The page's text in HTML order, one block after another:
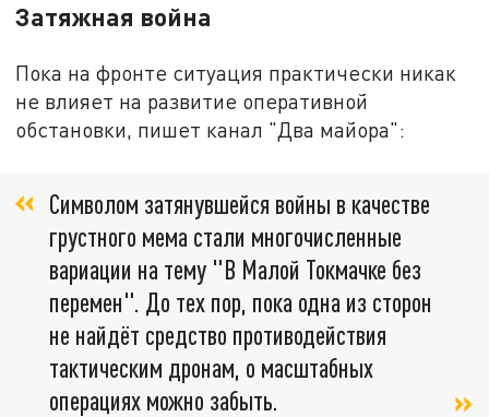
Затяжная война
Пока на фронте ситуация практически никак
не влияет на развитие оперативной
обстановки, пишет канал "Два майора":
Символом затянувшейся войны в качестве
грустного мема стали многочисленные
вариации на тему "В Малой Токмачке без
перемен". До тех пор, пока одна из сторон
не найдёт средство противодействия
тактическим дронам, о масштабных
операциях можно забыть.